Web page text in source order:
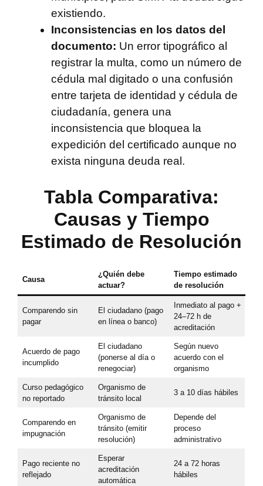
existiendo.
Inconsistencias en los datos del
documento: Un error tipográfico al
registrar la multa, como un número de
cédula mal digitado o una confusión
entre tarjeta de identidad y cédula de
ciudadanía, genera una
inconsistencia que bloquea la
expedición del certificado aunque no
exista ninguna deuda real.
Tabla Comparativa:
Causas y Tiempo
Estimado de Resolución
Causa
¿Quién debe
actuar?
Tiempo estimado
de resolución
Comparendo sin
pagar
El ciudadano (pago
en línea o banco)
Inmediato al pago +
24–72 h de
acreditación
Acuerdo de pago
incumplido
El ciudadano
(ponerse al día o
renegociar)
Según nuevo
acuerdo con el
organismo
Curso pedagógico
no reportado
Organismo de
tránsito local
3 a 10 días hábiles
Comparendo en
impugnación
Organismo de
tránsito (emitir
resolución)
Depende del
proceso
administrativo
Pago reciente no
reflejado
Esperar
acreditación
automática
24 a 72 horas
hábiles